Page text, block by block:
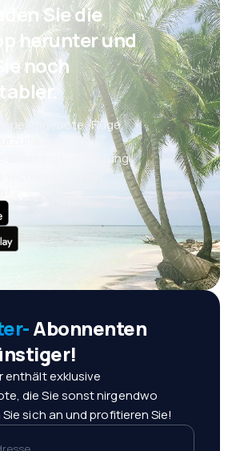
Sie die
herunter und
noch
Angebote: Flüge,
Buchungsverwaltung
Abonnenten
enthält exklusive
die Sie sonst nirgendwo
sich an und profitieren Sie!